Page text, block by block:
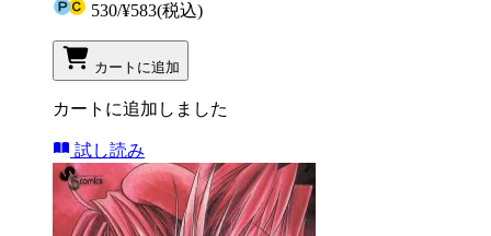
530/¥583(税込)
カートに追加
カートに追加しました
試し読み